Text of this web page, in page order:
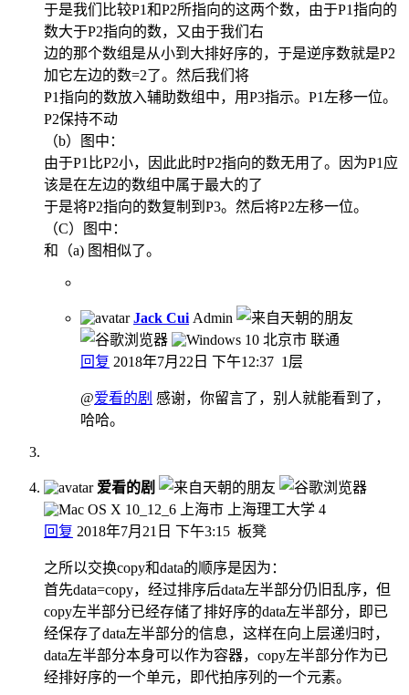
于是我们比较P1和P2所指向的这两个数，由于P1指向的
数大于P2指向的数，又由于我们右
边的那个数组是从小到大排好序的，于是逆序数就是P2
加它左边的数=2了。然后我们将
P1指向的数放入辅助数组中，用P3指示。P1左移一位。
P2保持不动
（b）图中：
由于P1比P2小，因此此时P2指向的数无用了。因为P1应
该是在左边的数组中属于最大的了
于是将P2指向的数复制到P3。然后将P2左移一位。
（C）图中：
和（a) 图相似了。
Jack Cui Admin
北京市 联通
回复 2018年7月22日 下午12:37 1层
@爱看的剧 感谢，你留言了，别人就能看到了，
哈哈。
爱看的剧
上海市 上海理工大学 4
回复 2018年7月21日 下午3:15 板凳
之所以交换copy和data的顺序是因为：
首先data=copy，经过排序后data左半部分仍旧乱序，但
copy左半部分已经存储了排好序的data左半部分，即已
经保存了data左半部分的信息，这样在向上层递归时，
data左半部分本身可以作为容器，copy左半部分作为已
经排好序的一个单元，即代拍序列的一个元素。